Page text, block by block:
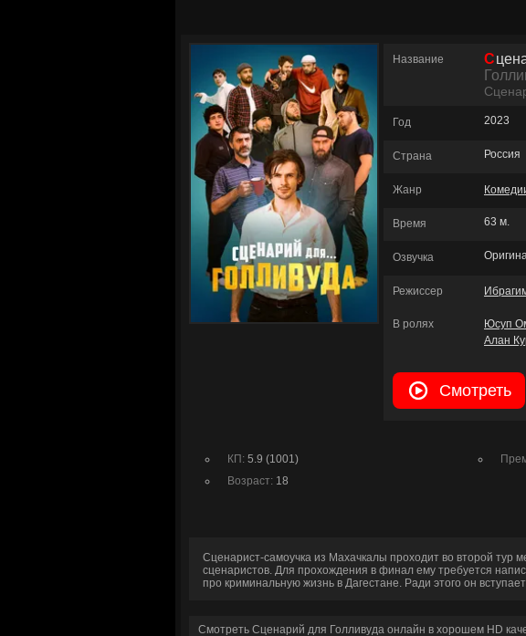
Название
Год 2023
Страна Россия
Жанр
Время 63 м.
Озвучка
Режиссер
В ролях Юсуп
Алан
Смотреть
КП: 5.9 (1001)
Возраст: 18
Сценарист-самоучка из Махачкалы проходит во второй тур
сценаристов. Для прохождения в финал ему требуется
про криминальную жизнь в Дагестане. Ради этого он
Смотреть Сценарий для Голливуда онлайн в хорошем HD